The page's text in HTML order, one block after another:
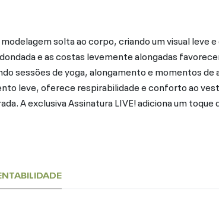
solta ao corpo, criando um visual leve
e as costas levemente alongadas
sessões de yoga, alongamento e momentos de
leve, oferece respirabilidade e conforto ao
A exclusiva Assinatura LIVE! adiciona um toque